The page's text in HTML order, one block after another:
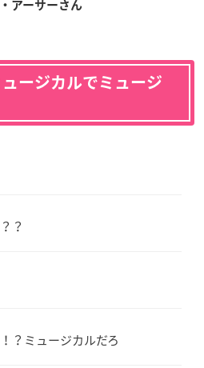
アーサーさん
ージカルでミュージ
？
？ミュージカルだろ